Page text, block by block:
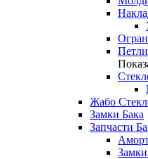
Жабо
Замки Бака
Запчасти